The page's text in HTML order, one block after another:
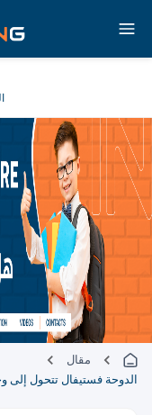
مقال
الدوحة فستيفال تتحول إلى